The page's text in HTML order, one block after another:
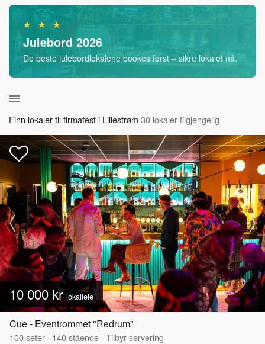
★ ★ ★
Julebord 2026
De beste julebordlokalene bookes først – sikre lokalet nå.
Finn lokaler til firmafest i Lillestrøm 30 lokaler tilgjengelig
10 000 krlokalleie
Cue - Eventrommet "Redrum"
100seter · 140stående · Tilbyr servering